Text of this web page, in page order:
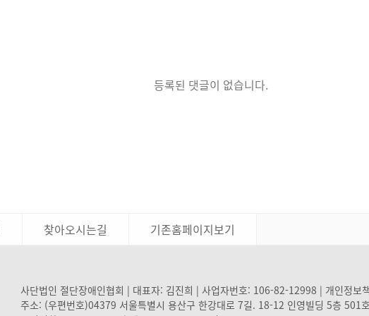
등록된 댓글이 없습니다.
찾아오시는길 기존홈페이지보기
사단법인 절단장애인협회 | 대표자: 김진희 | 사업자번호: 106-82-12998 | 개인정보
주소: (우편번호)04379 서울특별시 용산구 한강대로 7길. 18-12 인영빌딩 5층 501호